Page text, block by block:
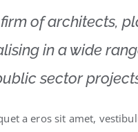
of architects,
in a wide
sector
a eros sit amet,